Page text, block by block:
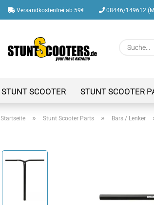
Versandkostenfrei ab 59€ 08446/149612
STUNT SCOOTER STUNT SCOOTER
Startseite » Stunt Scooter Parts » Bars / Lenker